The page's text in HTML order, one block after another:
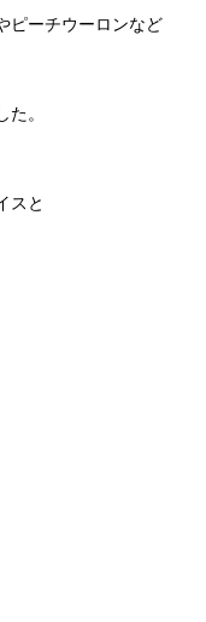
ピーチウーロンなど
。
スと